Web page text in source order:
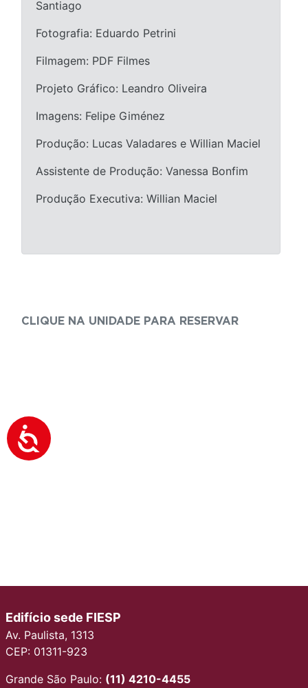
Santiago
Fotografia: Eduardo Petrini
Filmagem: PDF Filmes
Projeto Gráfico: Leandro Oliveira
Imagens: Felipe Giménez
Produção: Lucas Valadares e Willian Maciel
Assistente de Produção: Vanessa Bonfim
Produção Executiva: Willian Maciel
CLIQUE NA UNIDADE PARA RESERVAR
Edifício sede FIESP
Av. Paulista, 1313
CEP: 01311-923
Grande São Paulo: (11) 4210-4455